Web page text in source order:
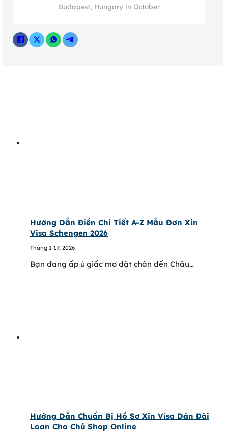
Budapest, Hungary in October
Hướng Dẫn Điền Chi Tiết A-Z Mẫu Đơn Xin
Visa Schengen 2026
Tháng 1 17, 2026
Bạn đang ấp ủ giấc mơ đặt chân đến Châu…
Hướng Dẫn Chuẩn Bị Hồ Sơ Xin Visa Dán Đài
Loan Cho Chủ Shop Online